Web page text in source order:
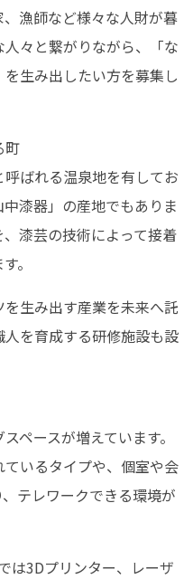
漁師など様々な人財が暮
々と繋がりながら、「な
生み出したい方を募集し
町
ばれる温泉地を有してお
漆器」の産地でもありま
漆芸の技術によって接着
。
生み出す産業を未来へ託
を育成する研修施設も設
ペースが増えています。
いるタイプや、個室や会
テレワークできる環境が
は3Dプリンター、レーザ